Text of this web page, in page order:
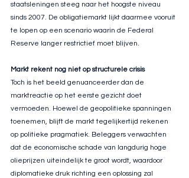
staatsleningen steeg naar het hoogste niveau
sinds 2007. De obligatiemarkt lijkt daarmee vooruit
te lopen op een scenario waarin de Federal
Reserve langer restrictief moet blijven.
Markt rekent nog niet op structurele crisis
Toch is het beeld genuanceerder dan de
marktreactie op het eerste gezicht doet
vermoeden. Hoewel de geopolitieke spanningen
toenemen, blijft de markt tegelijkertijd rekenen
op politieke pragmatiek. Beleggers verwachten
dat de economische schade van langdurig hoge
olieprijzen uiteindelijk te groot wordt, waardoor
diplomatieke druk richting een oplossing zal